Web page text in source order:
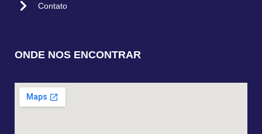
Contato
ONDE NOS ENCONTRAR